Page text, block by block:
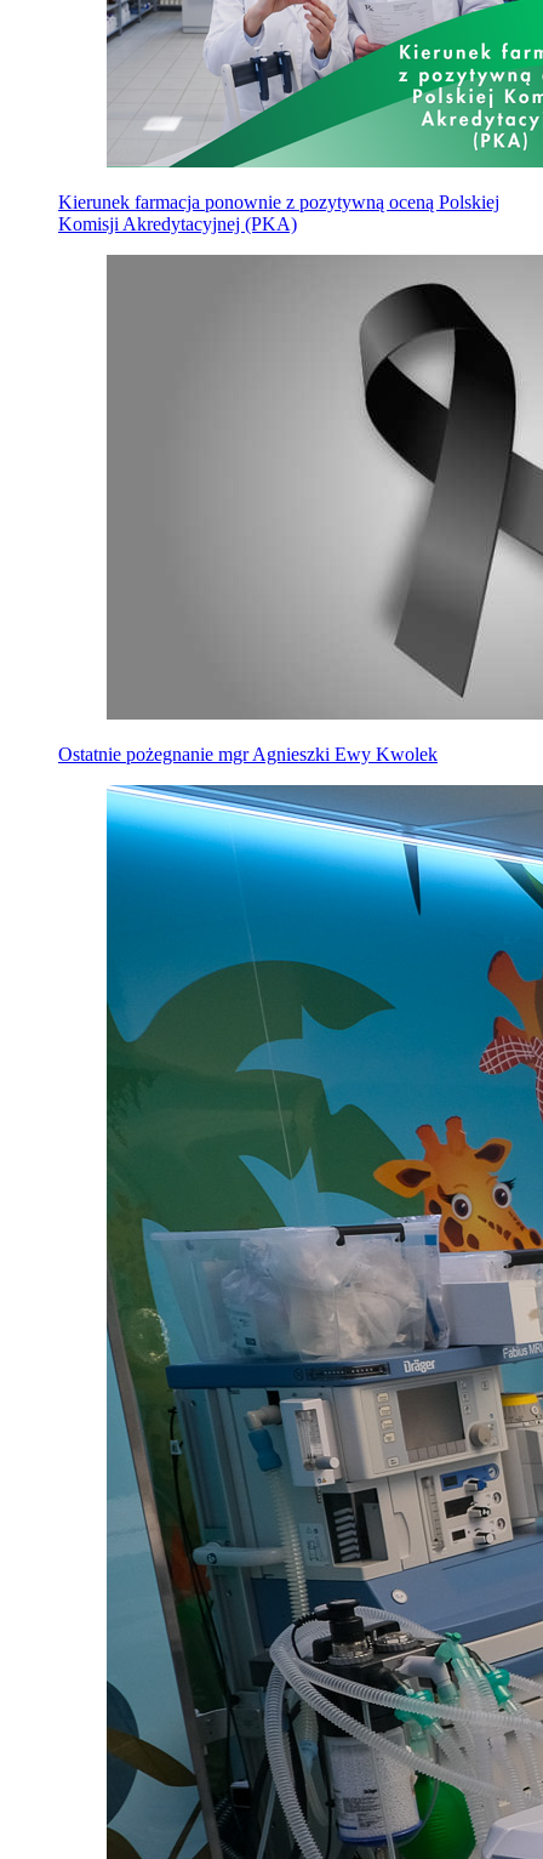
Kierunek farmacja ponownie z pozytywną oceną Polskiej
Komisji Akredytacyjnej (PKA)
Ostatnie pożegnanie mgr Agnieszki Ewy Kwolek